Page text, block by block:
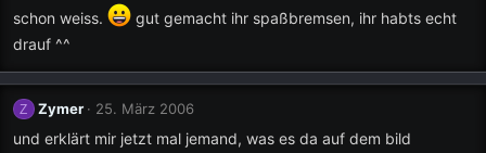
schon weiss.
gut gemacht ihr spaßbremsen, ihr habts echt
drauf ^^
Z Zymer 25. März 2006
und erklärt mir jetzt mal jemand, was es da auf dem bild